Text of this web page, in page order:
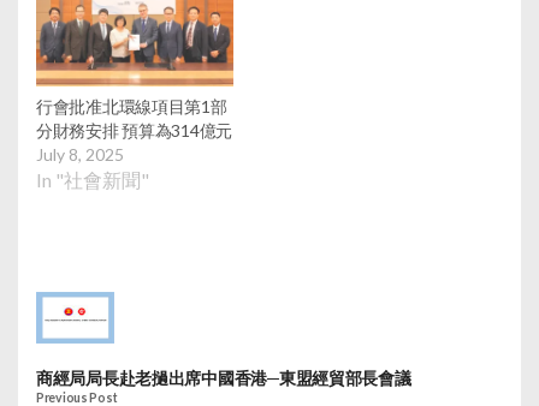
行會批准北環線項目第1部
分財務安排 預算為314億元
July 8, 2025
In "社會新聞"
商經局局長赴老撾出席中國香港─東盟經貿部長會議
Previous Post